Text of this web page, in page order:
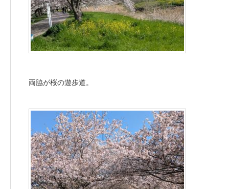
両脇が桜の遊歩道。